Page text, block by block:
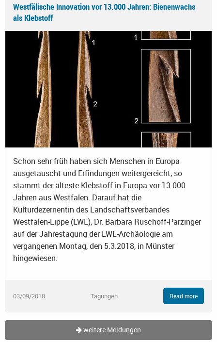
Westfälische Innovation vor 13.000 Jahren: Bienenwachs
als Klebstoff
Schon sehr früh haben sich Menschen in Europa
ausgetauscht und Erfindungen weitergereicht, so
stammt der älteste Klebstoff in Europa vor 13.000
Jahren aus Westfalen. Darauf hat die
Kulturdezernentin des Landschaftsverbandes
Westfalen-Lippe (LWL), Dr. Barbara Rüschoff-Parzinger
auf der Jahrestagung der LWL-Archäologie am
vergangenen Montag, den 5.3.2018, in Münster
hingewiesen.
03/09/2018 Tagungen Read more
weitere Meldungen